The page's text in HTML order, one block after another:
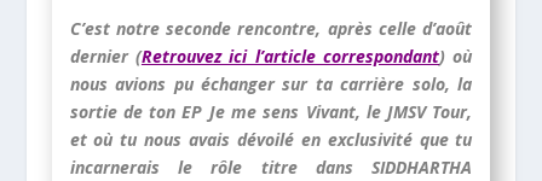
C’est notre seconde rencontre, après celle d’août
dernier (Retrouvez ici l’article correspondant) où
nous avions pu échanger sur ta carrière solo, la
sortie de ton EP Je me sens Vivant, le JMSV Tour,
et où tu nous avais dévoilé en exclusivité que tu
incarnerais le rôle titre dans SIDDHARTHA